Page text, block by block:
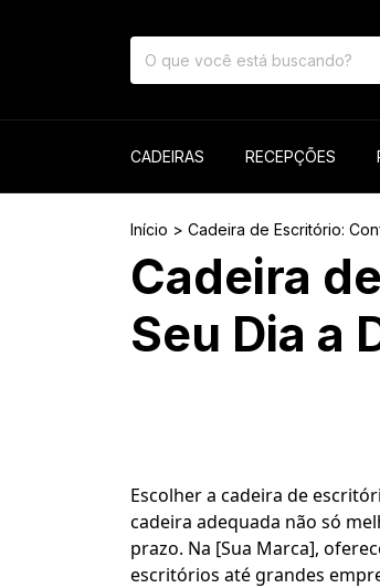
CADEIRAS RECEPÇÕES
Início > Cadeira de Escritório:
Cadeira
Seu Dia a
Escolher a cadeira de
cadeira adequada não só
prazo. Na [Sua Marca],
escritórios até grandes